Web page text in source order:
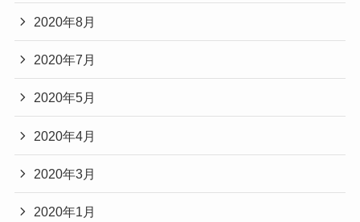
2020年8月
2020年7月
2020年5月
2020年4月
2020年3月
2020年1月